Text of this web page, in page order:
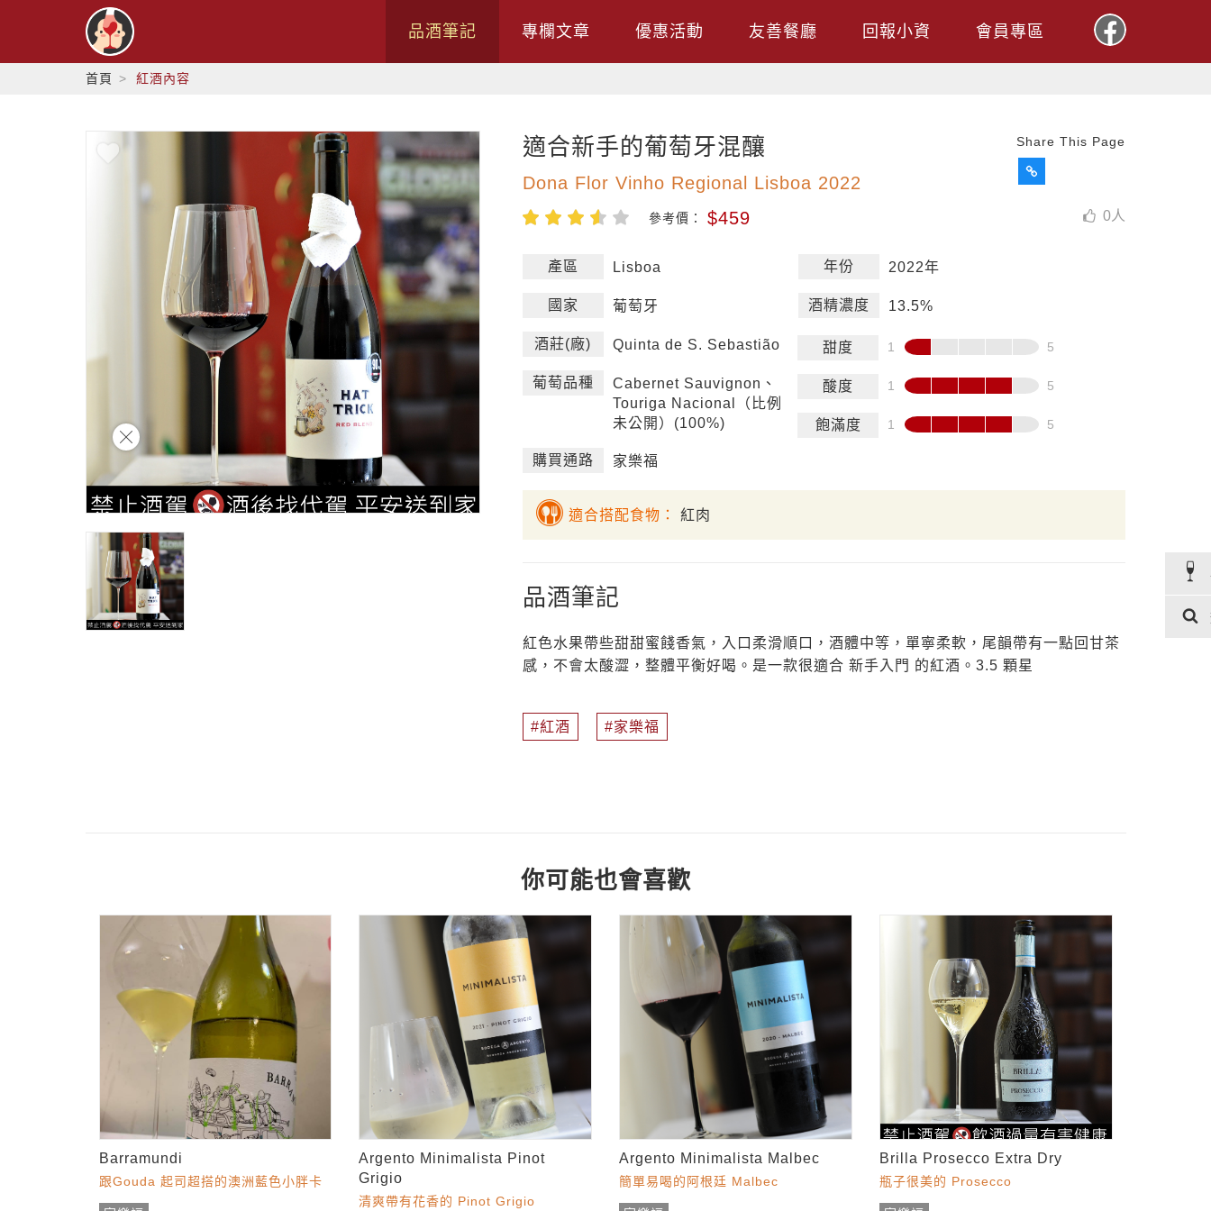
品酒筆記 專欄文章 優惠活動 友善餐廳 回報小資 會員專區
首頁 紅酒內容
Share This Page
0人
適合新手的葡萄牙混釀
Dona Flor Vinho Regional Lisboa 2022
參考價： $459
產區 Lisboa
國家 葡萄牙
酒莊(廠) Quinta de S. Sebastião
葡萄品種
Cabernet Sauvignon、
Touriga Nacional（比例
未公開）(100%)
購買通路 家樂福
年份 2022年
酒精濃度 13.5%
甜度
酸度
飽滿度
適合搭配食物： 紅肉
品酒筆記
紅色水果帶些甜甜蜜餞香氣，入口柔滑順口，酒體中等，單寧柔軟，尾韻帶有一點回甘茶
感，不會太酸澀，整體平衡好喝。是一款很適合 新手入門 的紅酒。3.5 顆星
紅酒 家樂福
你可能也會喜歡
Barramundi
跟Gouda 起司超搭的澳洲藍色小胖卡
Argento Minimalista Pinot
Grigio
清爽帶有花香的 Pinot Grigio
Argento Minimalista Malbec
簡單易喝的阿根廷 Malbec
Brilla Prosecco Extra Dry
瓶子很美的 Prosecco